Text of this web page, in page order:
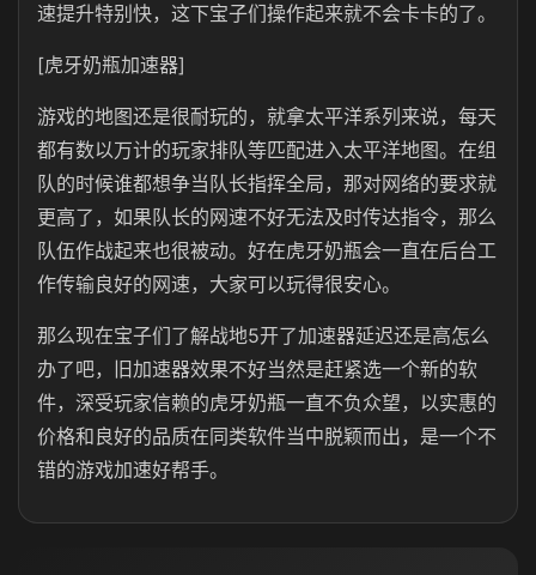
速提升特别快，这下宝子们操作起来就不会卡卡的了。
[虎牙奶瓶加速器]
游戏的地图还是很耐玩的，就拿太平洋系列来说，每天
都有数以万计的玩家排队等匹配进入太平洋地图。在组
队的时候谁都想争当队长指挥全局，那对网络的要求就
更高了，如果队长的网速不好无法及时传达指令，那么
队伍作战起来也很被动。好在虎牙奶瓶会一直在后台工
作传输良好的网速，大家可以玩得很安心。
那么现在宝子们了解战地5开了加速器延迟还是高怎么
办了吧，旧加速器效果不好当然是赶紧选一个新的软
件，深受玩家信赖的虎牙奶瓶一直不负众望，以实惠的
价格和良好的品质在同类软件当中脱颖而出，是一个不
错的游戏加速好帮手。